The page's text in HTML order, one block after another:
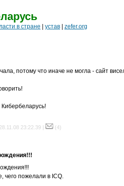
в стране устав zefer.org
потому что иначе не могла - сайт
Кибербеларусь!
23:22.39 | (4)
чего пожелали в ICQ.